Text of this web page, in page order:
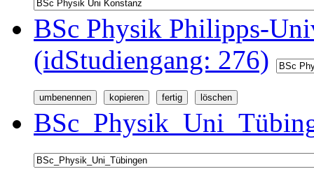
BSc Physik Philipps-
(idStudiengang: 276)